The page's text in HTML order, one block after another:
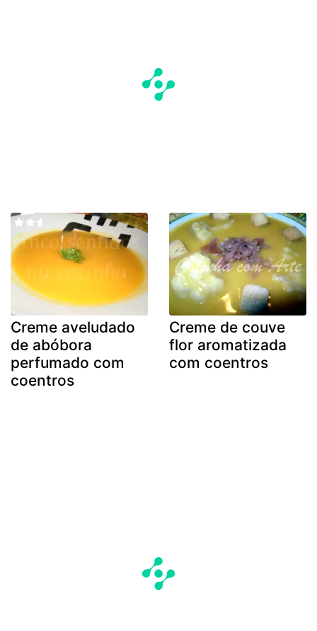
Creme aveludado
de abóbora
perfumado com
coentros
Creme de couve
flor aromatizada
com coentros